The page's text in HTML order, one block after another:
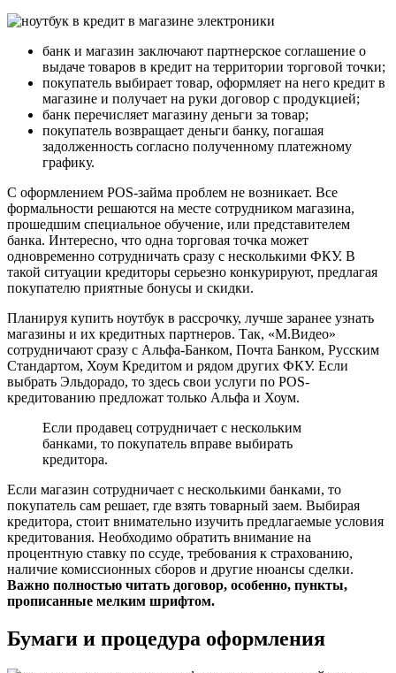
банк и магазин заключают партнерское соглашение о
выдаче товаров в кредит на территории торговой точки;
покупатель выбирает товар, оформляет на него кредит в
магазине и получает на руки договор с продукцией;
банк перечисляет магазину деньги за товар;
покупатель возвращает деньги банку, погашая
задолженность согласно полученному платежному
графику.
С оформлением POS-займа проблем не возникает. Все
формальности решаются на месте сотрудником магазина,
прошедшим специальное обучение, или представителем
банка. Интересно, что одна торговая точка может
одновременно сотрудничать сразу с несколькими ФКУ. В
такой ситуации кредиторы серьезно конкурируют, предлагая
покупателю приятные бонусы и скидки.
Планируя купить ноутбук в рассрочку, лучше заранее узнать
магазины и их кредитных партнеров. Так, «М.Видео»
сотрудничают сразу с Альфа-Банком, Почта Банком, Русским
Стандартом, Хоум Кредитом и рядом других ФКУ. Если
выбрать Эльдорадо, то здесь свои услуги по POS-
кредитованию предложат только Альфа и Хоум.
Если продавец сотрудничает с нескольким
банками, то покупатель вправе выбирать
кредитора.
Если магазин сотрудничает с несколькими банками, то
покупатель сам решает, где взять товарный заем. Выбирая
кредитора, стоит внимательно изучить предлагаемые условия
кредитования. Необходимо обратить внимание на
процентную ставку по ссуде, требования к страхованию,
наличие комиссионных сборов и другие нюансы сделки.
Важно полностью читать договор, особенно, пункты,
прописанные мелким шрифтом.
Бумаги и процедура оформления